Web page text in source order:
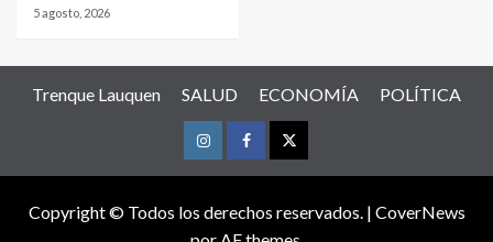
5 agosto, 2026
Trenque Lauquen SALUD ECONOMÍA POLÍTICA
InstagramFacebookTwitter
Copyright © Todos los derechos reservados. | CoverNews